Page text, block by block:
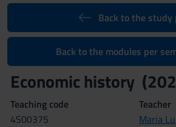
Back to the study
Back to the modules per
Economic history
Teaching code
4S00375
Teacher
Maria